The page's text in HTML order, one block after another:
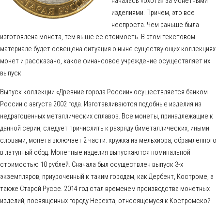
изделиями. Причем, это все
неспроста. Чем раньше была
изготовлена монета, тем выше ее стоимость. В этом текстовом
материале будет освещена ситуация о ныне существующих коллекциях
монет и рассказано, какое финансовое учреждение осуществляет их
выпуск.
Выпуск коллекции «Древние города России» осуществляется банком
России с августа 2002 года. Изготавливаются подобные изделия из
недрагоценных металлических сплавов. Все монеты, принадлежащие к
данной серии, следует причислить к разряду биметаллических, иными
словами, монета включает 2 части: кружка из мельхиора, обрамленного
в латунный обод. Монетные изделия выпускаются номинальной
стоимостью 10 рублей. Сначала был осуществлен выпуск 3-х
экземпляров, приуроченный к таким городам, как Дербент, Костроме, а
также Старой Руссе. 2014 год стал временем производства монетных
изделий, посвященных городу Нерехта, относящемуся к Костромской